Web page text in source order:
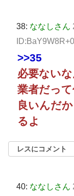
38: ななしさん
ID:BaY9W8R+0
>>35
必要ない
業者だっ
良いんだ
るよ
レスにコメント
40: ななしさん